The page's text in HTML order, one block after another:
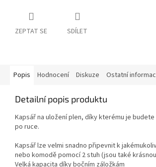
ZEPTAT SE SDÍLET
Popis Hodnocení Diskuze Ostatní
Detailní popis produktu
Kapsář na uložení plen, díky kterému je
po ruce.
Kapsář lze velmi snadno připevnit k
nebo komodě pomocí 2 stuh (jsou také
Velká kapacita díky bočním záložkám